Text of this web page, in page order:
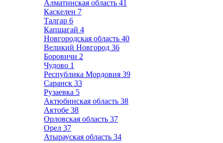
Алматинская область 41
Каскелен 7
Талгар 6
Капшагай 4
Новгородская область 40
Великий Новгород 36
Боровичи 2
Чудово 1
Республика Мордовия 39
Саранск 33
Рузаевка 5
Актюбинская область 38
Актобе 38
Орловская область 37
Орел 37
Атырауская область 34